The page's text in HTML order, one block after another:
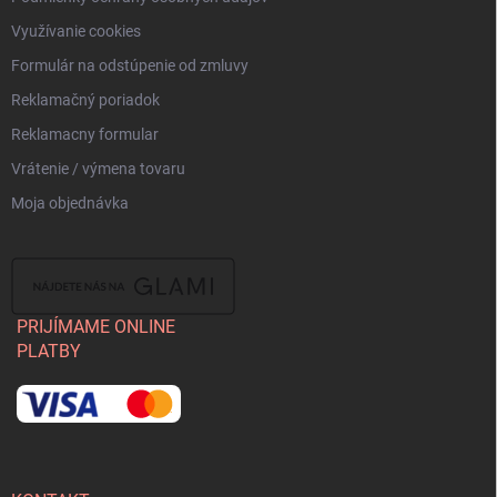
Využívanie cookies
Formulár na odstúpenie od zmluvy
Reklamačný poriadok
Reklamacny formular
Vrátenie / výmena tovaru
Moja objednávka
PRIJÍMAME ONLINE
PLATBY